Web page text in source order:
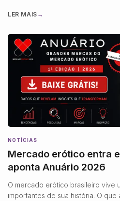
técnica que rege outros bens de
mesmos plásticos e componentes
brinquedo infantil ou …
LER MAIS →
NOTÍCIAS
Mercado erótico entra
aponta Anuário 2026
O mercado erótico brasileiro vive
importantes de sua história. O que